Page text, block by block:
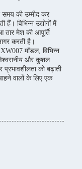
समय की उम्मीद कर
विभिन्न उद्योगों में
मेश की आपूर्ति
करती है।
मॉडल, विभिन्न
और कुशल
को बढ़ाती
वालों के लिए एक